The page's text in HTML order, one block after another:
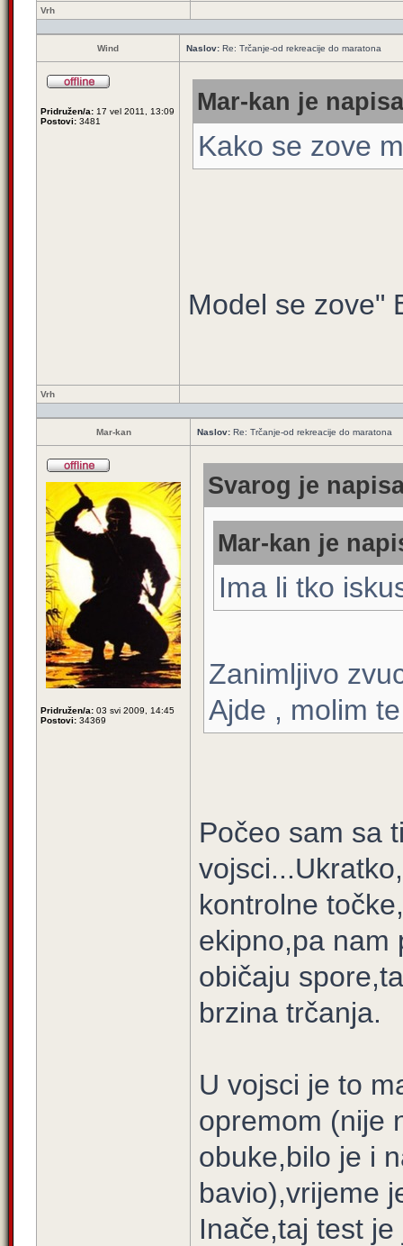
Vrh
Wind Naslov: Re: Trčanje-od rekreacije do maratona
Pridružen/a: 17 vel 2011, 13:09
Postovi: 3481
Mar-kan je
Kako se zove
Model se zove"
Vrh
Mar-kan Naslov: Re: Trčanje-od rekreacije do maratona
Pridružen/a: 03 svi 2009, 14:45
Postovi: 34369
Svarog je
Mar-kan je
Ima li tko
Zanimljivo
Ajde , molim
Počeo sam sa
kontrolne
ekipno,pa nam
običaju
brzina trčanja.
U vojsci je to
opremom (nije
obuke,bilo je i
bavio),vrijeme
Inače,taj test